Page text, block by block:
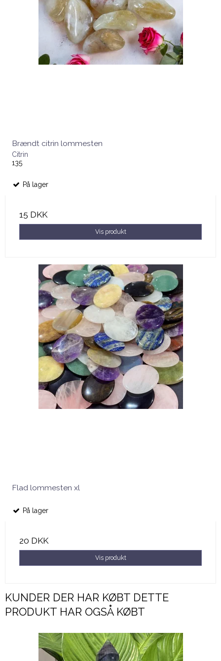
Brændt citrin lommesten
Citrin
135
På lager
15 DKK
Vis produkt
Flad lommesten xl
På lager
20 DKK
Vis produkt
KUNDER DER HAR KØBT DETTE
PRODUKT HAR OGSÅ KØBT